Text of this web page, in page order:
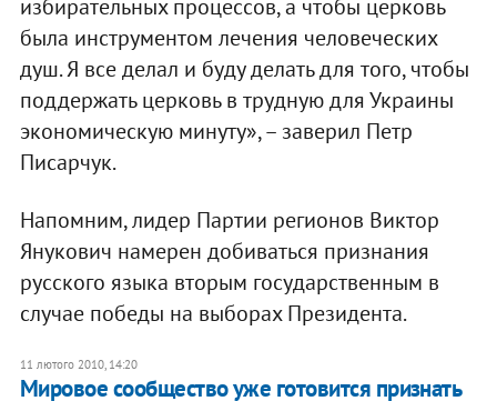
избирательных процессов, а чтобы церковь
была инструментом лечения человеческих
душ. Я все делал и буду делать для того, чтобы
поддержать церковь в трудную для Украины
экономическую минуту», – заверил Петр
Писарчук.
Напомним, лидер Партии регионов Виктор
Янукович намерен добиваться признания
русского языка вторым государственным в
случае победы на выборах Президента.
11 лютого 2010, 14:20
Мировое сообщество уже готовится признать